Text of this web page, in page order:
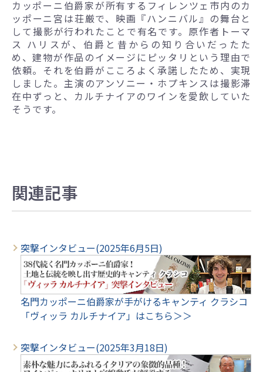
カッポーニ伯爵家が所有するフィレンツェ市内のカ
ッポーニ宮は荘厳で、映画『ハンニバル』の舞台と
して撮影が行われたことで有名です。原作者トーマ
ス ハリスが、伯爵と昔からの知り合いだったた
め、建物が作品のイメージにピッタリという理由で
依頼。それを伯爵がこころよく承諾したため、実現
しました。主演のアンソニー・ホプキンスは撮影滞
在中ずっと、カルチナイアのワインを愛飲していた
そうです。
関連記事
突撃インタビュー(2025年6月5日)
名門カッポーニ伯爵家が手がけるキャンティ クラシコ
「ヴィッラ カルチナイア」はこちら＞＞
突撃インタビュー(2025年3月18日)